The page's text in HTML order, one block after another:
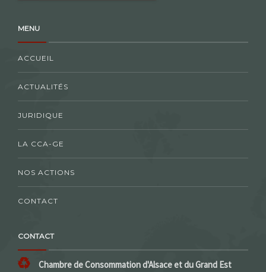
MENU
ACCUEIL
ACTUALITÉS
JURIDIQUE
LA CCA-GE
NOS ACTIONS
CONTACT
CONTACT
Chambre de Consommation d'Alsace et du Grand Est